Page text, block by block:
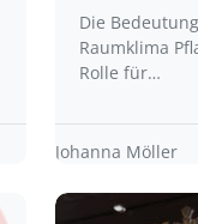
Die
Raumklima
Rolle für…
Johanna Möller